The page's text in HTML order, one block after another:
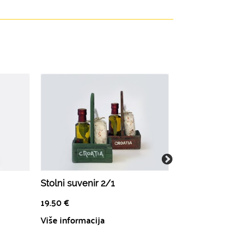
Stolni suvenir 2/1
19.50€
Više informacija